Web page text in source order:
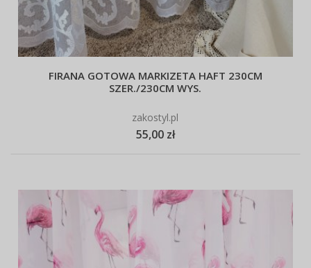
FIRANA GOTOWA MARKIZETA HAFT 230CM
SZER./230CM WYS.
zakostyl.pl
55,00 zł